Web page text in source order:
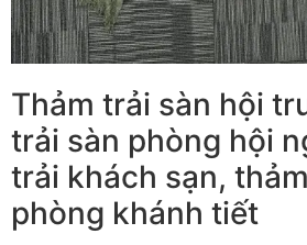
Thảm trải sàn hội
trải sàn phòng hội
trải khách sạn,
phòng khánh tiết